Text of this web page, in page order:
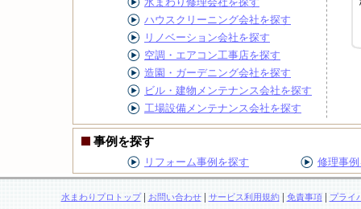
ハウスクリーニング会社を探す
リノベーション会社を探す
空調・エアコン工事店を探す
造園・ガーデニング会社を探す
ビル・建物メンテナンス会社を探す
工場設備メンテナンス会社を探す
事例を探す
リフォーム事例を探す 修理事
水まわりプロトップ| お問い合わせ| サービス利用規約| 免責事項| プライ